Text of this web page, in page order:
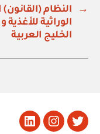
→
النظام (القانون)
الوراثية
الخليج العربية
تويتر Instagram
LinkedIn